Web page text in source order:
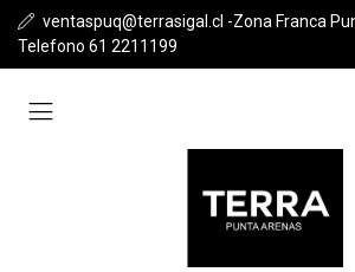
ventaspuq@terrasigal.cl -Zona Franca
Telefono 61 2211199